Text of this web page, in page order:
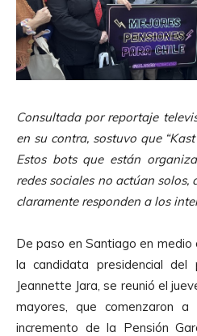
Consultada por reportaje
en su contra, sostuvo que
Estos bots que están
redes sociales no actúan
claramente responden a los
De paso en Santiago en medio
la candidata presidencial del
Jeannette Jara, se reunió el
mayores, que comenzaron
incremento de la Pensión